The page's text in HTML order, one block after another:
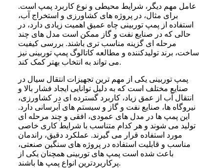
عامل مهم دیگر، شرایط محیطی و نوع کاربرد پمپ است.
برای مثال، در پروژه های کشاورزی و استخراج آب،
استفاده از پمپ توربینی چاه عمیق اهمیت زیادی دارد، در
حالی که در صنایع نفت و گاز ممکن است مدل های چند
مرحله ای گزینه مناسب تری باشند. بررسی کیفیت
ساخت، برند تولیدکننده و مطالعه کاتالوگ پمپ توربینی نیز
می تواند به انتخاب بهتر کمک کند.
پمپ توربینی یکی از مهم ترین تجهیزات انتقال سیال در
صنایع مختلف است که به دلیل توانایی ایجاد فشار بالا و
انتقال آب از عمق زیاد، کاربرد گسترده ای در کشاورزی،
نیروگاه ها، صنایع نفت و گاز و سیستم های آبرسانی دارد.
این پمپ ها در مدل های عمودی، افقی و چند مرحله ای
تولید می شوند و هر کدام متناسب با شرایط کاری خاصی
مورد استفاده قرار می گیرند. عملکرد دقیق، راندمان
مناسب و قابلیت استفاده در پروژه های سنگین صنعتی،
باعث شده است پمپ های توربینی همچنان یکی از
پرکاربردترین انواع پمپ ها باشند.